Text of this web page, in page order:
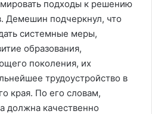
подходы к решению
Демешин подчеркнул, что
системные меры,
образования,
поколения, их
трудоустройство в
края. По его словам,
должна качественно